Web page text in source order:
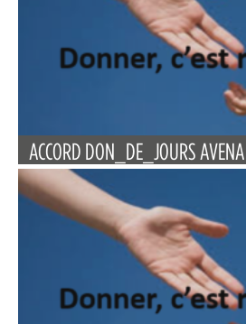
ACCORD DON_DE_JOURS